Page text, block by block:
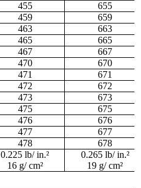
455
655
459
659
463
663
465
665
467
667
470
670
471
671
472
672
473
673
475
675
476
676
477
677
478
678
0.225 lb/in.²
16g/cm²
0.265lb/in.²
19 g/cm²